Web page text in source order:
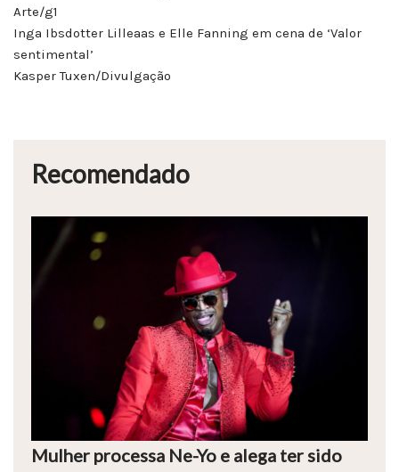
Arte/g1
Inga Ibsdotter Lilleaas e Elle Fanning em cena de ‘Valor
sentimental’
Kasper Tuxen/Divulgação
Recomendado
Mulher processa Ne-Yo e alega ter sido